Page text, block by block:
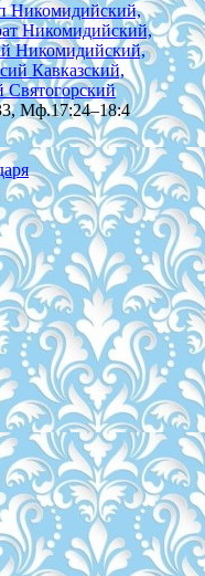
Никомидийский,
Никомидийский,
Никомидийский,
Кавказский,
Мф.17:24–18:4